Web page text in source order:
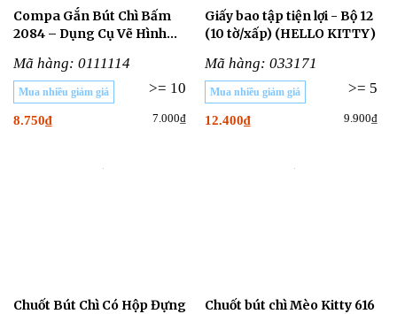
Compa Gắn Bút Chì Bấm
2084 – Dụng Cụ Vẽ Hình
Mã hàng: 0111114
>= 10
Mua nhiều giảm giá
8.750₫ 7.000₫
Giấy bao tập tiện lợi - Bộ 12
(10 tờ/xấp) (HELLO KITTY)
Mã hàng: 033171
Mua nhiều giảm giá >= 5
12.400₫ 9.900₫
Chuốt Bút Chì Có Hộp Đựng
Chuốt bút chì Mèo Kitty 616